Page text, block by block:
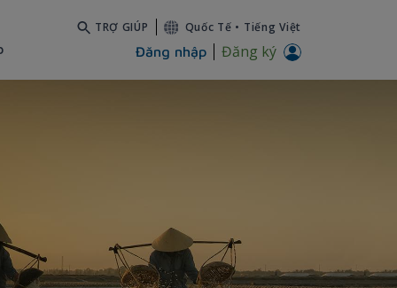
TRỢ GIÚP Quốc Tế • Tiếng Việt
Đăng nhập Đăng ký